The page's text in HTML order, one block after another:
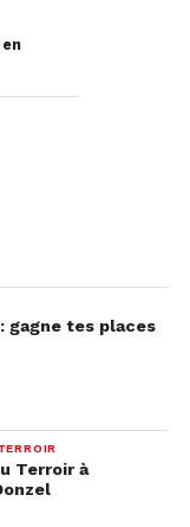
gagne tes places
Terroir à